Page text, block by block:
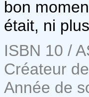
bon
était, ni
ISBN 10 /
Créateur
Année de